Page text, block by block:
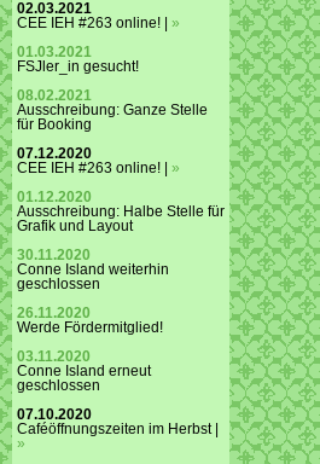
02.03.2021
CEE IEH #263 online! | »
01.03.2021
FSJler_in gesucht!
08.02.2021
Ausschreibung: Ganze Stelle
für Booking
07.12.2020
CEE IEH #263 online! | »
01.12.2020
Ausschreibung: Halbe Stelle für
Grafik und Layout
30.11.2020
Conne Island weiterhin
geschlossen
26.11.2020
Werde Fördermitglied!
03.11.2020
Conne Island erneut
geschlossen
07.10.2020
Caféöffnungszeiten im Herbst |
»